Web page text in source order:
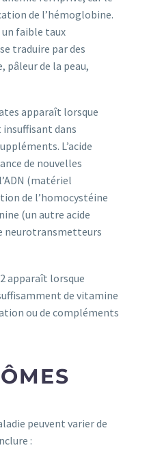
de l’hémoglobine.
un faible taux
traduire par des
pâleur de la peau,
apparaît lorsque
insuffisant dans
L’acide
de nouvelles
(matériel
de l’homocystéine
(un autre acide
neurotransmetteurs
apparaît lorsque
de vitamine
ou de compléments
peuvent varier de
: